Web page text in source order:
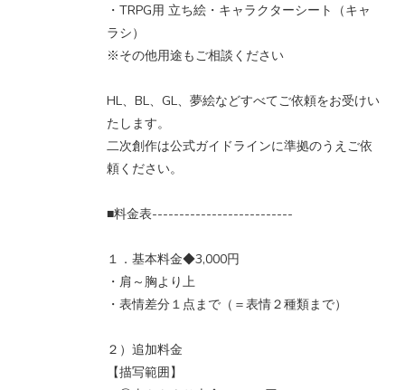
・TRPG用 立ち絵・キャラクターシート（キャ
ラシ）
※その他用途もご相談ください
HL、BL、GL、夢絵などすべてご依頼をお受けい
たします。
二次創作は公式ガイドラインに準拠のうえご依
頼ください。
■料金表--------------------------
１．基本料金◆3,000円
・肩～胸より上
・表情差分１点まで（＝表情２種類まで）
２）追加料金
【描写範囲】